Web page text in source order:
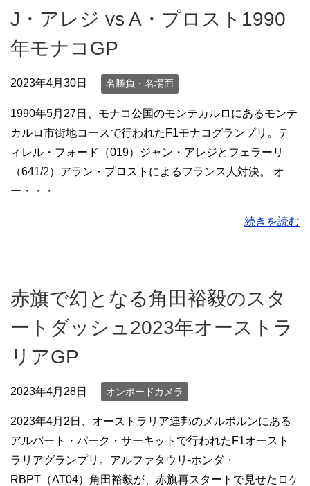
J・アレジ vs A・プロスト1990
年モナコGP
2023年4月30日 名勝負・名場面
1990年5月27日、モナコ公国のモンテカルロにあるモンテ
カルロ市街地コースで行われたF1モナコグランプリ。テ
ィレル・フォード（019）ジャン・アレジとフェラーリ
（641/2）アラン・プロストによるフランス人対決。 オ
ー・・・
続きを読む
赤旗で幻となる角田裕毅のスタ
ートダッシュ2023年オーストラ
リアGP
2023年4月28日 オンボードカメラ
2023年4月2日、オーストラリア連邦のメルボルンにある
アルバート・パーク・サーキットで行われたF1オースト
ラリアグランプリ。アルファタウリ-ホンダ・
RBPT（AT04）角田裕毅が、赤旗再スタートで見せたロケ